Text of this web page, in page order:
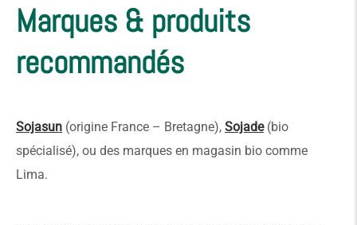
Marques & produits
recommandés
Sojasun (origine France – Bretagne), Sojade (bio
spécialisé), ou des marques en magasin bio comme
Lima.